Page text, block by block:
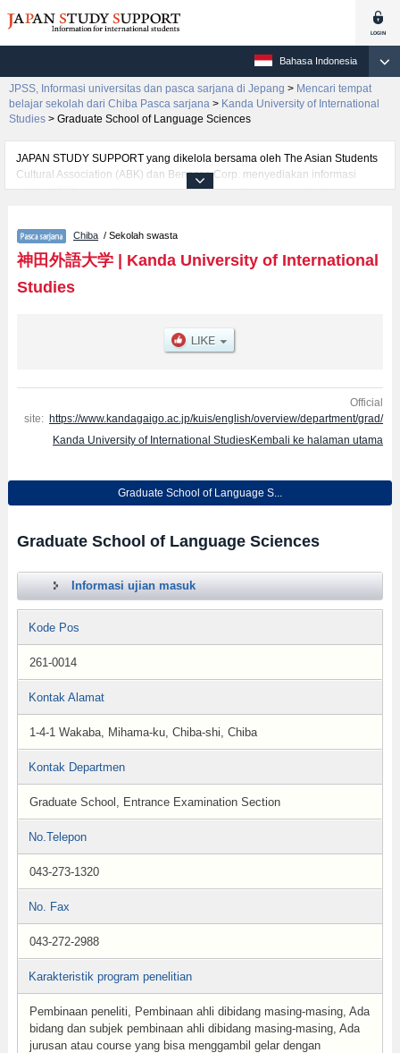
Bahasa Indonesia
JPSS, Informasi universitas dan pasca sarjana di Jepang > Mencari tempat
belajar sekolah dari Chiba Pasca sarjana > Kanda University of International
Studies > Graduate School of Language Sciences
JAPAN STUDY SUPPORT yang dikelola bersama oleh The Asian Students
Cultural Association (ABK) dan Benesse Corp. menyediakan informasi
sekitar 1300 universitas, pascasarjana, universitas yunior, akademi
mencakup informasi per jurusan riset seperti %% research %%, serta
berbagai informasi yang berguna bagi mahasiswa(i) mancanegara seperti
kuota untuk jumlah pendaftar dan jumlah kelulusan ujian masuk
mahasiswa(i) mancanegara, informasi mengenai ujian masuk, prasarana
Chiba / Sekolah swasta
神田外語大学| Kanda University of International
Studies
Official
site: https://www.kandagaigo.ac.jp/kuis/english/overview/department/grad/
Kanda University of International StudiesKembali ke halaman utama
Graduate School of Language S...
Graduate School of Language Sciences
Informasi ujian masuk
Kode Pos
261-0014
Kontak Alamat
1-4-1 Wakaba, Mihama-ku, Chiba-shi, Chiba
Kontak Departmen
Graduate School, Entrance Examination Section
No.Telepon
043-273-1320
No. Fax
043-272-2988
Karakteristik program penelitian
Pembinaan peneliti, Pembinaan ahli dibidang masing-masing, Ada
bidang dan subjek pembinaan ahli dibidang masing-masing, Ada
jurusan atau course yang bisa menggambil gelar dengan